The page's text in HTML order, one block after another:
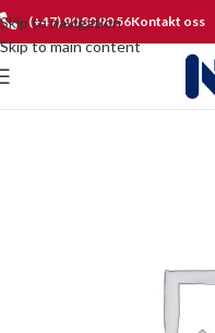
Skip to navigation
Skip to main content
(+47) 90 80 90 56Kontakt oss